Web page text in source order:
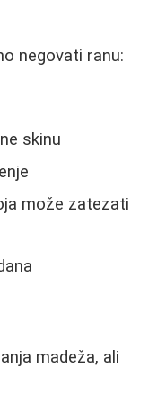
negovati ranu:
skinu
može zatezati
madeža, ali